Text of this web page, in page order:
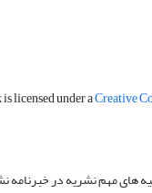
licensed under aCreative
های مهم نشریه در